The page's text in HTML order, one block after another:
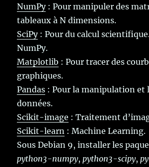
NumPy: Pour manipuler des
tableaux à N dimensions.
SciPy: Pour du calcul
NumPy.
Matplotlib : Pour tracer des
graphiques.
Pandas : Pour la manipulation et
données.
Scikit-image : Traitement
Scikit-learn : Machine Learning.
Sous Debian 9, installer les
python3-numpy,python3-scipy,